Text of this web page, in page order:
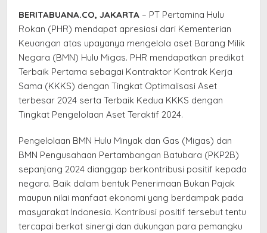
BERITABUANA.CO, JAKARTA – PT Pertamina Hulu
Rokan (PHR) mendapat apresiasi dari Kementerian
Keuangan atas upayanya mengelola aset Barang Milik
Negara (BMN) Hulu Migas. PHR mendapatkan predikat
Terbaik Pertama sebagai Kontraktor Kontrak Kerja
Sama (KKKS) dengan Tingkat Optimalisasi Aset
terbesar 2024 serta Terbaik Kedua KKKS dengan
Tingkat Pengelolaan Aset Teraktif 2024.
Pengelolaan BMN Hulu Minyak dan Gas (Migas) dan
BMN Pengusahaan Pertambangan Batubara (PKP2B)
sepanjang 2024 dianggap berkontribusi positif kepada
negara. Baik dalam bentuk Penerimaan Bukan Pajak
maupun nilai manfaat ekonomi yang berdampak pada
masyarakat Indonesia. Kontribusi positif tersebut tentu
tercapai berkat sinergi dan dukungan para pemangku